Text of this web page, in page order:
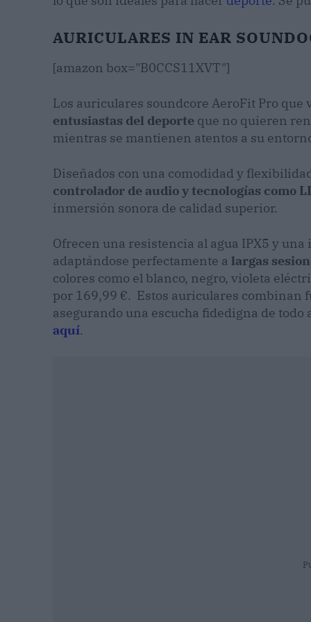
AURICULARES IN EAR
[amazon box="B0CCS11XVT"]
Los auriculares soundcore AeroFit Pro que
entusiastas del deporte que no quieren
mientras se mantienen atentos a su
Diseñados con una comodidad y
controlador de audio y tecnologías como
inmersión sonora de calidad superior.
Ofrecen una resistencia al agua IPX5 y
adaptándose perfectamente a largas
colores como el blanco, negro, violeta
por 169,99 €. Estos auriculares combinan
asegurando una escucha fidedigna de
aquí.